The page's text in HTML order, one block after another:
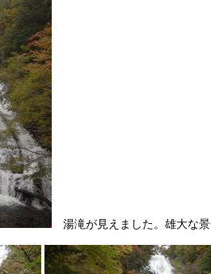
湯滝が見えました。雄大な